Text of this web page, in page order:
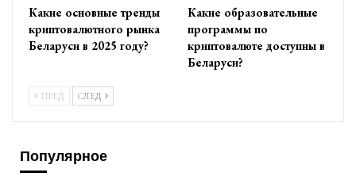
Какие основные тренды
криптовалютного рынка
Беларуси в 2025 году?
Какие образовательные
программы по
криптовалюте доступны в
Беларуси?
ПРЕД СЛЕД
Популярное